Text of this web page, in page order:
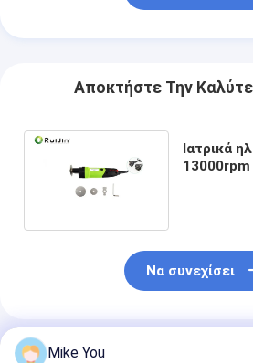
Αποκτήστε Την
Ιατρικά
13000rpm
Να συνεχίσει
Συνιστώμενα Προϊόντα
Mike You